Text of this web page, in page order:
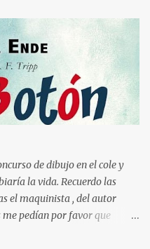
de dibujo en el cole y
la vida. Recuerdo las
el maquinista , del autor
pedían por favor que